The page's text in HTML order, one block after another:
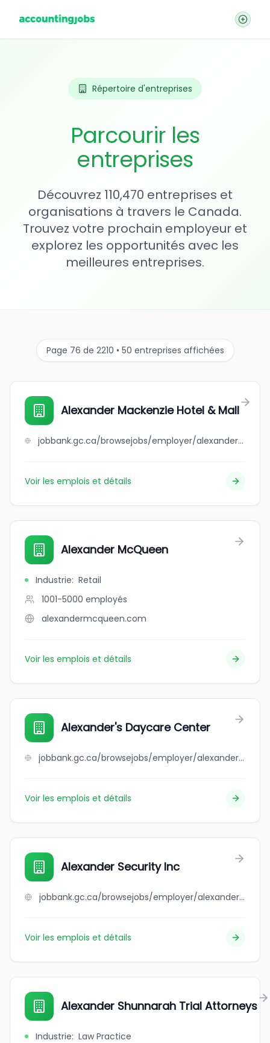
Répertoire d'entreprises
Parcourir les
entreprises
Découvrez 110,470 entreprises et
organisations à travers le Canada.
Trouvez votre prochain employeur et
explorez les opportunités avec les
meilleures entreprises.
Page 76 de 2210 • 50 entreprises affichées
Alexander Mackenzie Hotel & Mall
jobbank.gc.ca/browsejobs/employer/alexander+mackenzie+hotel+%26+mall/ca
Voir les emplois et détails
Alexander McQueen
Industrie: Retail
1001-5000 employés
alexandermcqueen.com
Voir les emplois et détails
Alexander's Daycare Center
jobbank.gc.ca/browsejobs/employer/alexander%27s+daycare+center/ca
Voir les emplois et détails
Alexander Security Inc
jobbank.gc.ca/browsejobs/employer/alexander+security+inc/ca
Voir les emplois et détails
Alexander Shunnarah Trial Attorneys
Industrie: Law Practice